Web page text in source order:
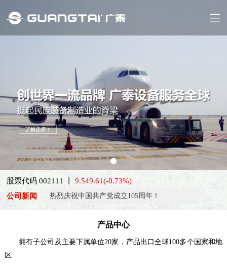
股票代码 002111 丨9.549.61(-0.73%)
公司新闻
热烈庆祝中国共产党成立105周年！
喜报！威海广泰ESG评级荣获AAA级 可持续发展实力获权威…
产品中心
拥有子公司及主要下属单位20家，产品出口全球100多个国家和地
区